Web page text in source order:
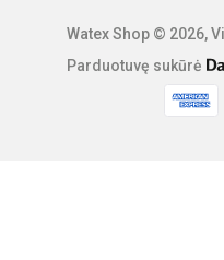
Watex Shop © 2026,
Parduotuvę sukūrė